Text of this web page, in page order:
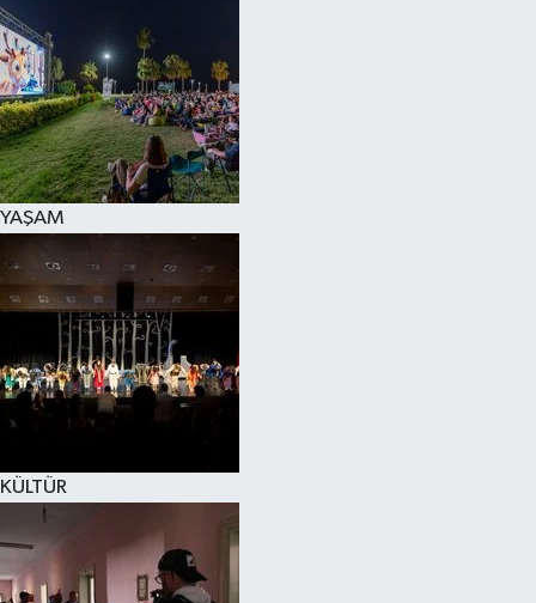
YAŞAM
KÜLTÜR